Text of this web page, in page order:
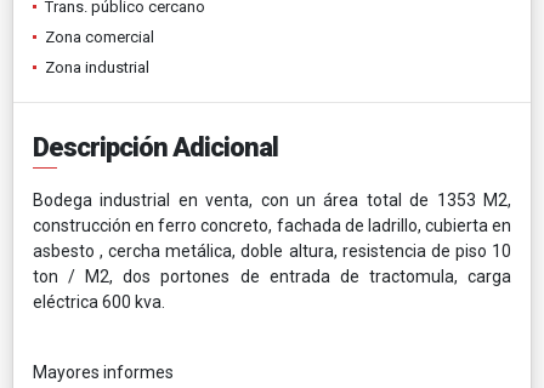
Trans. público cercano
Zona comercial
Zona industrial
Descripción Adicional
Bodega industrial en venta, con un área total de 1353 M2,
construcción en ferro concreto, fachada de ladrillo, cubierta en
asbesto , cercha metálica, doble altura, resistencia de piso 10
ton / M2, dos portones de entrada de tractomula, carga
eléctrica 600 kva.
Mayores informes